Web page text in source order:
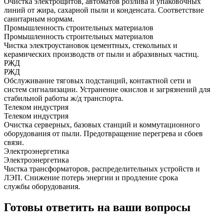
линий от жира, сахарной пыли и конденсата. Соответствие
санитарным нормам.
Промышленность строительных материалов
Промышленность строительных материалов
Чистка электроустановок цементных, стекольных и
керамических производств от пыли и абразивных частиц.
РЖД
РЖД
Обслуживание тяговых подстанций, контактной сети и
систем сигнализации. Устранение окислов и загрязнений для
стабильной работы ж/д транспорта.
Телеком индустрия
Телеком индустрия
Очистка серверных, базовых станций и коммутационного
оборудования от пыли. Предотвращение перегрева и сбоев
связи.
Электроэнергетика
Электроэнергетика
Чистка трансформаторов, распределительных устройств и
ЛЭП. Снижение потерь энергии и продление срока
службы оборудования.
Готовы ответить на ваши вопросы